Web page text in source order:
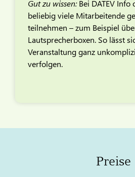
Gut zu wissen:Bei DATEV Info
beliebig viele Mitarbeitende
teilnehmen – zum Beispiel
Lautsprecherboxen. So lässt
Veranstaltung ganz
verfolgen.
Preise